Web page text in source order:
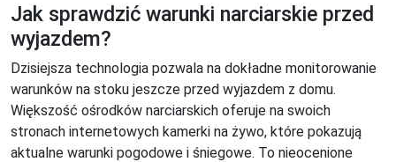
Jak sprawdzić warunki narciarskie przed
wyjazdem?
Dzisiejsza technologia pozwala na dokładne monitorowanie
warunków na stoku jeszcze przed wyjazdem z domu.
Większość ośrodków narciarskich oferuje na swoich
stronach internetowych kamerki na żywo, które pokazują
aktualne warunki pogodowe i śniegowe. To nieocenione